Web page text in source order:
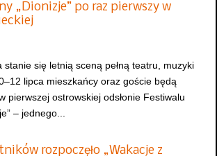
„Dionizje” po raz pierwszy w
stanie się letnią sceną pełną teatru, muzyki
lipca mieszkańcy oraz goście będą
pierwszej ostrowskiej odsłonie Festiwalu
– jednego...
rozpoczęło „Wakacje z